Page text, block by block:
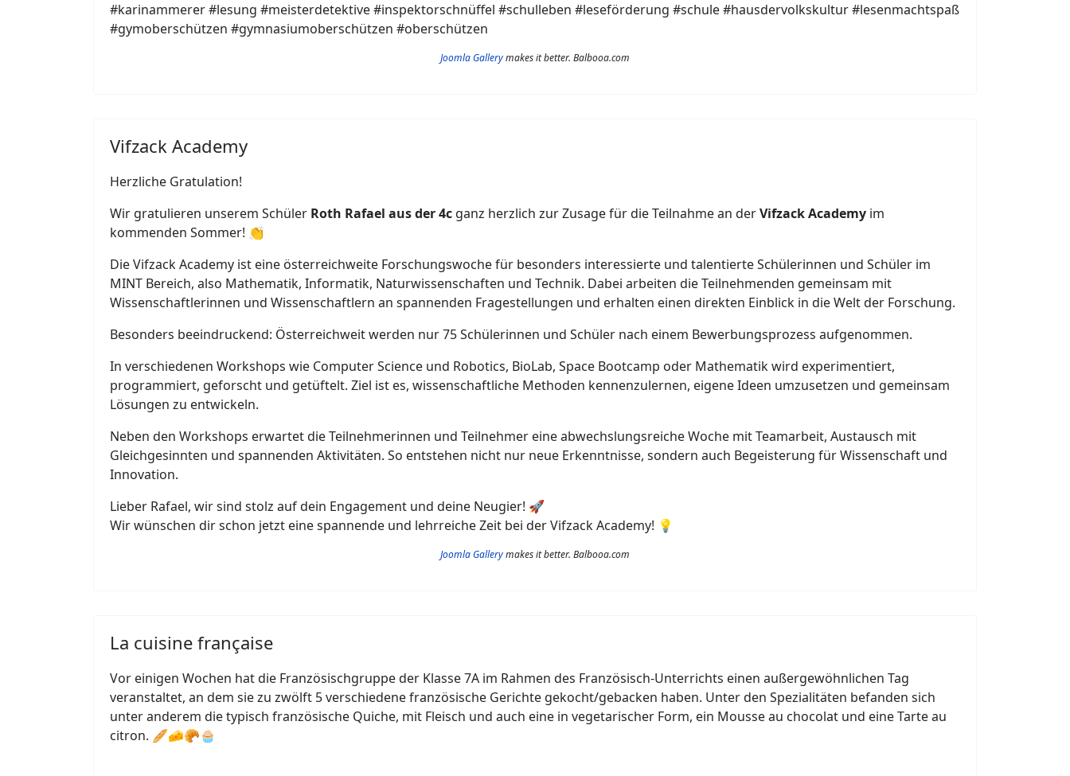
#karinammerer #lesung #meisterdetektive #inspektorschnüffel #schulleben #leseförderung #schule #hausdervolkskultur #lesenmachtspaß
#gymoberschützen #gymnasiumoberschützen #oberschützen
Joomla Gallerymakes it better. Balbooa.com
Vifzack Academy
Herzliche Gratulation!
Wir gratulieren unserem Schüler Roth Rafael aus der 4c ganz herzlich zur Zusage für die Teilnahme an derVifzack Academy im
kommenden Sommer! 👏
Die Vifzack Academy ist eine österreichweite Forschungswoche für besonders interessierte und talentierte Schülerinnen und Schüler im
MINT Bereich, also Mathematik, Informatik, Naturwissenschaften und Technik. Dabei arbeiten die Teilnehmenden gemeinsam mit
Wissenschaftlerinnen und Wissenschaftlern an spannenden Fragestellungen und erhalten einen direkten Einblick in die Welt der Forschung.
Besonders beeindruckend: Österreichweit werden nur 75 Schülerinnen und Schüler nach einem Bewerbungsprozess aufgenommen.
In verschiedenen Workshops wie Computer Science und Robotics, BioLab, Space Bootcamp oder Mathematik wird experimentiert,
programmiert, geforscht und getüftelt. Ziel ist es, wissenschaftliche Methoden kennenzulernen, eigene Ideen umzusetzen und gemeinsam
Lösungen zu entwickeln.
Neben den Workshops erwartet die Teilnehmerinnen und Teilnehmer eine abwechslungsreiche Woche mit Teamarbeit, Austausch mit
Gleichgesinnten und spannenden Aktivitäten. So entstehen nicht nur neue Erkenntnisse, sondern auch Begeisterung für Wissenschaft und
Innovation.
Lieber Rafael, wir sind stolz auf dein Engagement und deine Neugier! 🚀
Wir wünschen dir schon jetzt eine spannende und lehrreiche Zeit bei der Vifzack Academy! 💡
Joomla Gallerymakes it better. Balbooa.com
La cuisine française
Vor einigen Wochen hat die Französischgruppe der Klasse 7A im Rahmen des Französisch-Unterrichts einen außergewöhnlichen Tag
veranstaltet, an dem sie zu zwölft 5 verschiedene französische Gerichte gekocht/gebacken haben. Unter den Spezialitäten befanden sich
unter anderem die typisch französische Quiche, mit Fleisch und auch eine in vegetarischer Form, ein Mousse au chocolat und eine Tarte au
citron. 🥖🧀🥐🧁